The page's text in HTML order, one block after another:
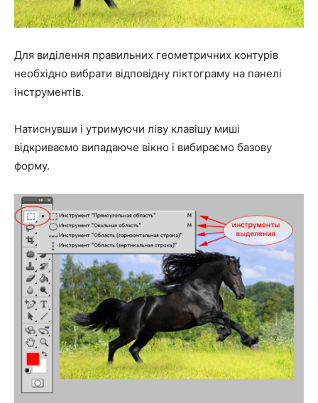
Для виділення правильних геометричних контурів
необхідно вибрати відповідну піктограму на панелі
інструментів.
Натиснувши і утримуючи ліву клавішу миші
відкриваємо випадаюче вікно і вибираємо базову
форму.